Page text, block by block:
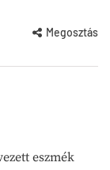
Megosztás
eszmék